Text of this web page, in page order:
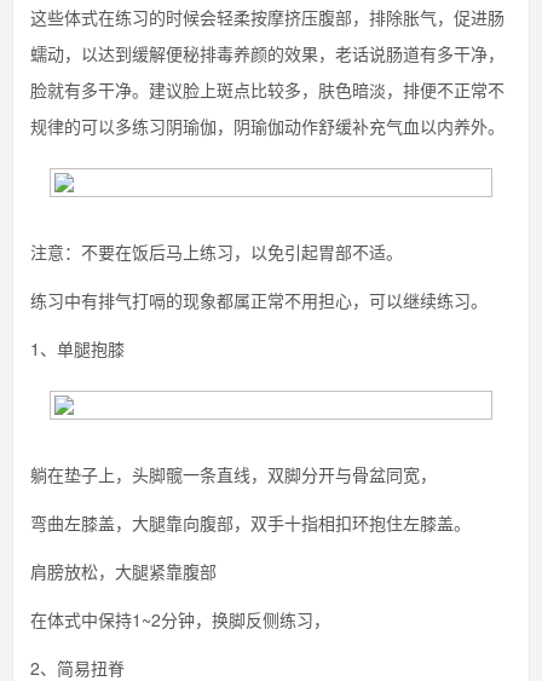
这些体式在练习的时候会轻柔按摩挤压腹部，排除胀气，促进肠
蠕动，以达到缓解便秘排毒养颜的效果，老话说肠道有多干净，
脸就有多干净。建议脸上斑点比较多，肤色暗淡，排便不正常不
规律的可以多练习阴瑜伽，阴瑜伽动作舒缓补充气血以内养外。
注意：不要在饭后马上练习，以免引起胃部不适。
练习中有排气打嗝的现象都属正常不用担心，可以继续练习。
1、单腿抱膝
躺在垫子上，头脚髋一条直线，双脚分开与骨盆同宽，
弯曲左膝盖，大腿靠向腹部，双手十指相扣环抱住左膝盖。
肩膀放松，大腿紧靠腹部
在体式中保持1~2分钟，换脚反侧练习，
2、简易扭脊